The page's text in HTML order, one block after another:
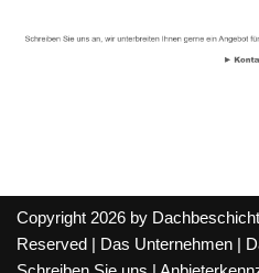
Copyright 2026 by
Reserved |
Das Unternehmen